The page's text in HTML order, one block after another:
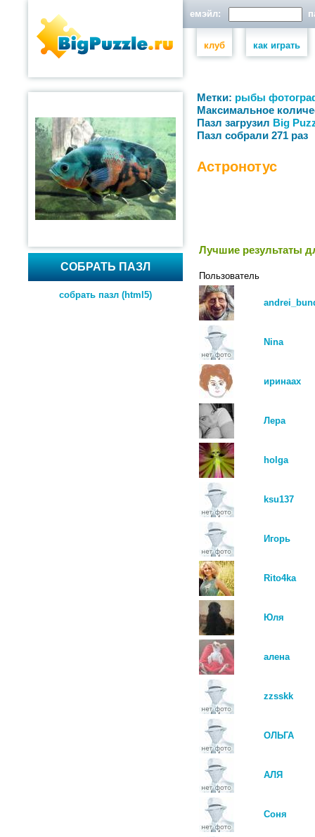
емэйл:
клуб как играть
СОБРАТЬ ПАЗЛ
собрать пазл (html5)
Метки: рыбы
Максимальное
Пазл загрузил Big
Пазл собрали 271 раз
Астронотус
Лучшие результаты
Пользователь
Nina
иринаах
Лера
holga
ksu137
Игорь
Rito4ka
Юля
алена
zzsskk
ОЛЬГА
АЛЯ
Соня